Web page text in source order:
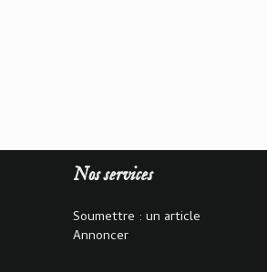
Nos services
Soumettre : un article
Annoncer